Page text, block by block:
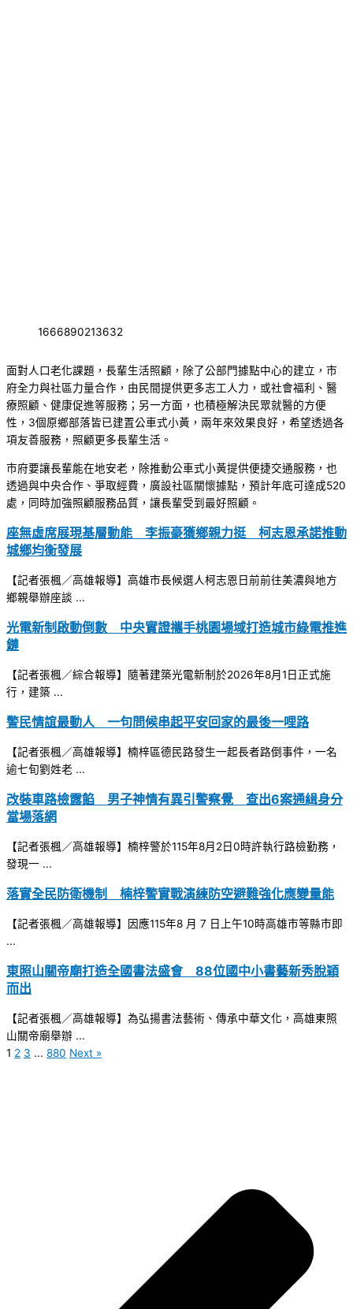
1666890213632
面對人口老化課題，長輩生活照顧，除了公部門據點中心的建立，市
府全力與社區力量合作，由民間提供更多志工人力，或社會福利、醫
療照顧、健康促進等服務；另一方面，也積極解決民眾就醫的方便
性，3個原鄉部落皆已建置公車式小黃，兩年來效果良好，希望透過各
項友善服務，照顧更多長輩生活。
市府要讓長輩能在地安老，除推動公車式小黃提供便捷交通服務，也
透過與中央合作、爭取經費，廣設社區關懷據點，預計年底可達成520
處，同時加強照顧服務品質，讓長輩受到最好照顧。
座無虛席展現基層動能 李振豪獲鄉親力挺 柯志恩承諾推動
城鄉均衡發展
【記者張楓／高雄報導】高雄市長候選人柯志恩日前前往美濃與地方
鄉親舉辦座談 ...
光電新制啟動倒數 中央實證攜手桃園場域打造城市綠電推進
鏈
【記者張楓／綜合報導】隨著建築光電新制於2026年8月1日正式施
行，建築 ...
警民情誼最動人 一句問候串起平安回家的最後一哩路
【記者張楓／高雄報導】楠梓區德民路發生一起長者路倒事件，一名
逾七旬劉姓老 ...
改裝車路檢露餡 男子神情有異引警察覺 查出6案通緝身分
當場落網
【記者張楓／高雄報導】楠梓警於115年8月2日0時許執行路檢勤務，
發現一 ...
落實全民防衛機制 楠梓警實戰演練防空避難強化應變量能
【記者張楓／高雄報導】因應115年8 月 7 日上午10時高雄市等縣市即
...
東照山關帝廟打造全國書法盛會 88位國中小書藝新秀脫穎
而出
【記者張楓／高雄報導】為弘揚書法藝術、傳承中華文化，高雄東照
山關帝廟舉辦 ...
1 2 3 ... 880 Next »